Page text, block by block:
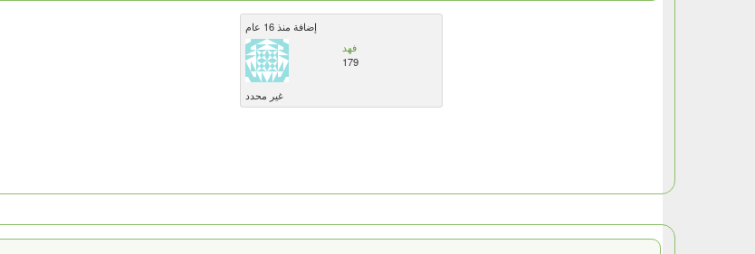
إضافة منذ 16 عام
فهد
179
غير محدد